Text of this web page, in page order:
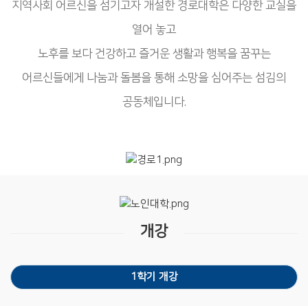
지역사회 어르신을 섬기고자 개설한 경로대학은 다양한 교실을
열어 놓고
노후를 보다 건강하고 즐거운 생활과 행복을 꿈꾸는
어르신들에게 나눔과 돌봄을 통해 소망을 심어주는 섬김의
공동체입니다.
개강
1학기 개강